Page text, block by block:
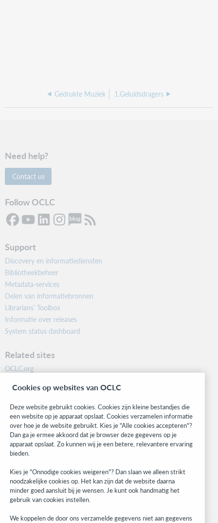
Gedrukte Muziek 1.Geluidsdragers
Need help?
Contact us
Follow OCLC
Support
Discovery en informatiediensten
Bibliotheekbeheer
Metadata-services
Delen van informatiebronnen
Librarians’ Toolbox
Informatie over releases
System status dashboard
Related sites
OCLC.org
Community
Research
WebJunction
Developer Network
Stay in the know.
Get the latest product updates, research, events, and much more—
right to your inbox.
Subscribe now
Cookies op websites van OCLC
Deze website gebruikt cookies. Cookies zijn kleine bestandjes die
een website op je apparaat opslaat. Cookies verzamelen informatie
over hoe je de website gebruikt. Kies je "Alle cookies accepteren"?
Dan ga je ermee akkoord dat je browser deze gegevens op je
apparaat opslaat. Zo kunnen wij je een betere, relevantere ervaring
bieden.
Kies je "Onnodige cookies weigeren"? Dan slaan we alleen strikt
noodzakelijke cookies op. Het kan zijn dat de website daarna
minder goed aansluit bij je wensen. Je kunt ook handmatig het
gebruik van cookies instellen.
We koppelen de door ons verzamelde gegevens niet aan gegevens